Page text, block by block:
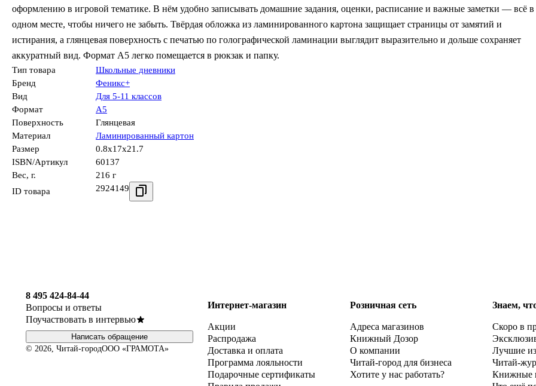
оформлению в игровой тематике. В нём удобно записывать домашние задания, оценки, расписание и важные заметки — всё в
одном месте, чтобы ничего не забыть. Твёрдая обложка из ламинированного картона защищает страницы от замятий и
истирания, а глянцевая поверхность с печатью по голографической ламинации выглядит выразительно и дольше сохраняет
аккуратный вид. Формат А5 легко помещается в рюкзак и папку.
Тип товара
Школьные дневники
Бренд
Феникс+
Вид
Для 5-11 классов
Формат
А5
Поверхность
Глянцевая
Материал
Ламинированный картон
Размер
0.8x17x21.7
ISBN/Артикул
60137
Вес, г.
216 г
ID товара
2924149
8 495 424-84-44
Вопросы и ответы
Поучаствовать в интервью
Написать обращение
© 2026, Читай-городООО «ГРАМОТА»
Интернет-магазин
Акции
Распродажа
Доставка и оплата
Программа лояльности
Подарочные сертификаты
Розничная сеть
Адреса магазинов
Книжный Дозор
О компании
Читай-город для бизнеса
Хотите у нас работать?
Знаем,
Скоро в
Лучшие
Читай-
Книжные